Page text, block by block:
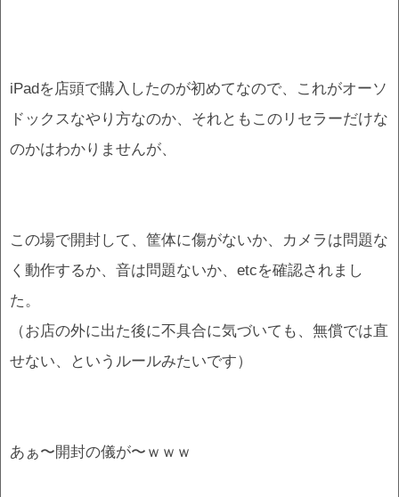
iPadを店頭で購入したのが初めてなので、これがオーソ
ドックスなやり方なのか、それともこのリセラーだけな
のかはわかりませんが、
この場で開封して、筐体に傷がないか、カメラは問題な
く動作するか、音は問題ないか、etcを確認されまし
た。
（お店の外に出た後に不具合に気づいても、無償では直
せない、というルールみたいです）
あぁ〜開封の儀が〜ｗｗｗ